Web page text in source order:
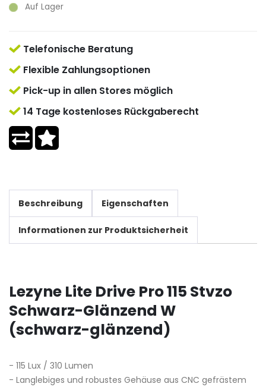
Auf Lager
Telefonische Beratung
Flexible Zahlungsoptionen
Pick-up in allen Stores möglich
14 Tage kostenloses Rückgaberecht
Beschreibung Eigenschaften
Informationen zur Produktsicherheit
Lezyne Lite Drive Pro 115 Stvzo
Schwarz-Glänzend W
(schwarz-glänzend)
- 115 Lux / 310 Lumen
- Langlebiges und robustes Gehäuse aus CNC gefrästem